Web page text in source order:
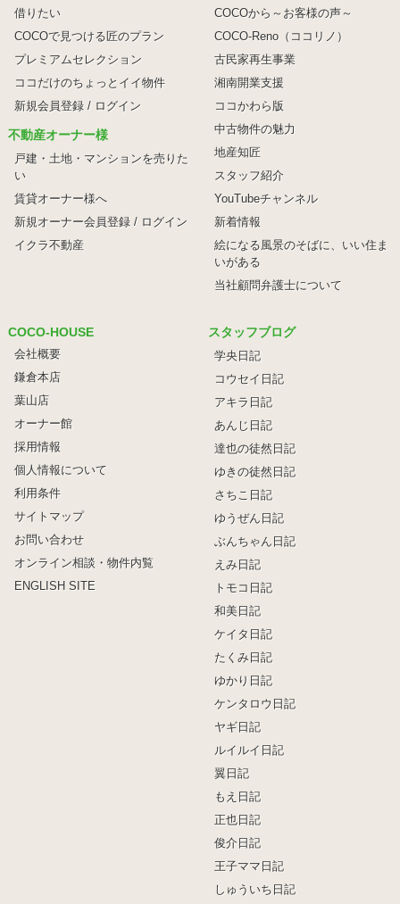
借りたい
COCOで見つける匠のプラン
プレミアムセレクション
ココだけのちょっとイイ物件
新規会員登録 / ログイン
不動産オーナー様
戸建・土地・マンションを売りた
い
賃貸オーナー様へ
新規オーナー会員登録 / ログイン
イクラ不動産
COCOから～お客様の声～
COCO-Reno（ココリノ）
古民家再生事業
湘南開業支援
ココかわら版
中古物件の魅力
地産知匠
スタッフ紹介
YouTubeチャンネル
新着情報
絵になる風景のそばに、 いい住ま
いがある
当社顧問弁護士について
COCO-HOUSE
会社概要
鎌倉本店
葉山店
オーナー館
採用情報
個人情報について
利用条件
サイトマップ
お問い合わせ
オンライン相談・物件内覧
ENGLISH SITE
スタッフブログ
学央日記
コウセイ日記
アキラ日記
あんじ日記
達也の徒然日記
ゆきの徒然日記
さちこ日記
ゆうぜん日記
ぶんちゃん日記
えみ日記
トモコ日記
和美日記
ケイタ日記
たくみ日記
ゆかり日記
ケンタロウ日記
ヤギ日記
ルイルイ日記
翼日記
もえ日記
正也日記
俊介日記
王子ママ日記
しゅういち日記